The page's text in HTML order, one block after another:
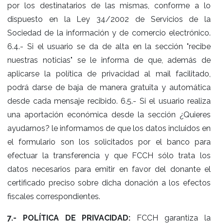
por los destinatarios de las mismas, conforme a lo
dispuesto en la Ley 34/2002 de Servicios de la
Sociedad de la información y de comercio electrónico.
6.4.- Si el usuario se da de alta en la sección "recibe
nuestras noticias" se le informa de que, además de
aplicarse la política de privacidad al mail facilitado,
podrá darse de baja de manera gratuita y automática
desde cada mensaje recibido. 6.5.- Si el usuario realiza
una aportación económica desde la sección ¿Quieres
ayudarnos? le informamos de que los datos incluidos en
el formulario son los solicitados por el banco para
efectuar la transferencia y que FCCH sólo trata los
datos necesarios para emitir en favor del donante el
certificado preciso sobre dicha donación a los efectos
fiscales correspondientes.
7.- POLÍTICA DE PRIVACIDAD: FCCH garantiza la